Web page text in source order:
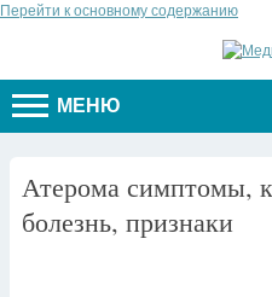
Перейти к основному содержанию
МЕНЮ
Атерома симптомы,
болезнь, признаки